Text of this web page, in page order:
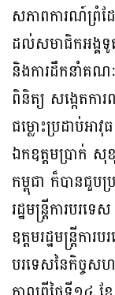
សភាពការណ៍ព្រំដែ
ដល់សមាជិកអង្គទូត
និងការដឹកនាំគណ
ពិនិត្យ សង្កេតក
ជម្លោះប្រដាប់អ
ឯកឧត្តមប្រាក់ សុខុ
កម្ពុជា ក៏បានជួប
រដ្ឋមន្រ្តីការបរ
ឧត្តមរដ្ឋមន្ត្រីកា
បរទេសនៃកិច្ចស